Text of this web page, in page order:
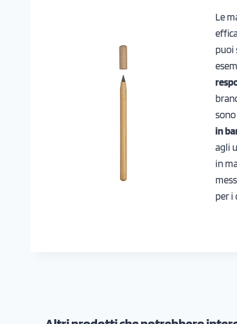
Le
puoi
sono
in
agli
in
per i